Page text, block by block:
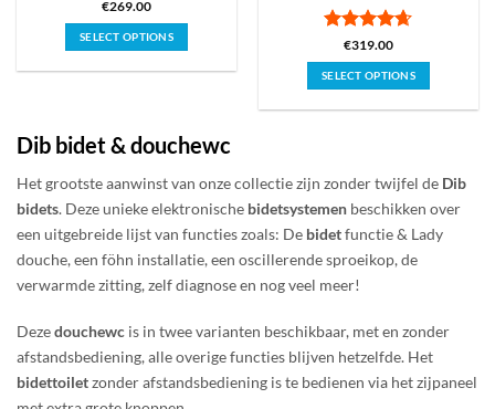
€269.00
SELECT OPTIONS
variaties.
optie
kan
gekozen
op
de
Gewaardeerd
4.63uit 5
€319.00
SELECT OPTIONS
variaties.
Deze
optie
gekozen
de
productpagina
Dib bidet& douchewc
Het grootste aanwinst van onze collectie zijn zonder twijfel de Dib
bidets. Deze unieke elektronische bidetsystemen beschikken over
een uitgebreide lijst van functies zoals: De bidetfunctie & Lady
douche, een föhn installatie, een oscillerende sproeikop, de
verwarmde zitting, zelf diagnose en nog veel meer!
Dezedouchewc is in twee varianten beschikbaar, met en zonder
afstandsbediening, alle overige functies blijven hetzelfde. Het
bidettoiletzonder afstandsbediening is te bedienen via het zijpaneel